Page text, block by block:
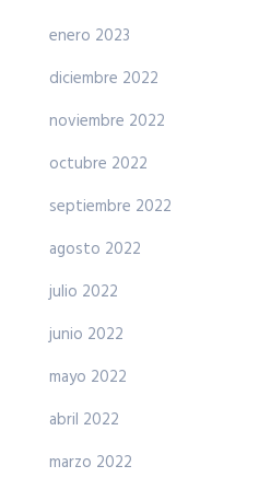
enero 2023
diciembre 2022
noviembre 2022
octubre 2022
septiembre 2022
agosto 2022
julio 2022
junio 2022
mayo 2022
abril 2022
marzo 2022